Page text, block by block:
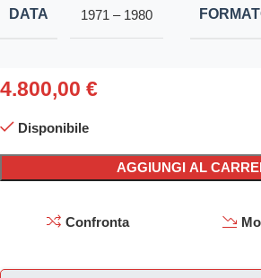
DATA 1971 – 1980
4.800,00 €
Disponibile
AGGIUNGI AL
Confronta